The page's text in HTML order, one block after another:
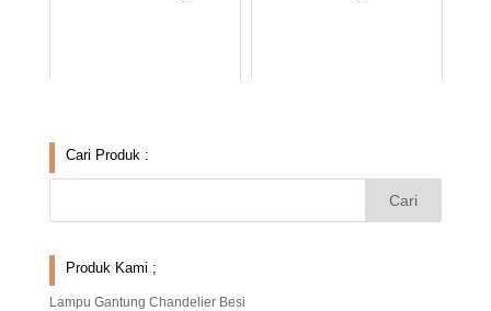
Cari Produk :
Produk Kami ;
Lampu Gantung Chandelier Besi